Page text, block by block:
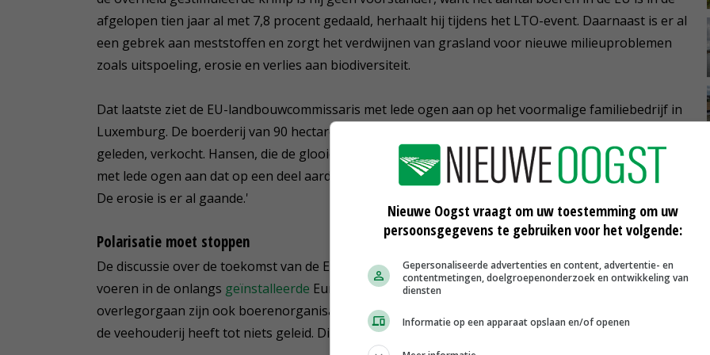
afgelopen tien jaar al met 7,8 procent gedaald, herhaalt hij tijdens het LTO-event. Daarnaast is er al
een gebrek aan meststoffen en zorgt het verdwijnen van grasland voor nieuwe milieuproblemen
zoals uitspoeling, erosie en verlies aan biodiversiteit.
Dat laatste ziet de EU-landbouwcommissaris met lede ogen aan op het voormalige familiebedrijf in
Luxemburg. De boerderij van 90 hectare werd na het overlijden van zijn broer, anderhalf jaar
geleden, verkocht. Hansen, die de glooiende percelen in zijn jonge jaren zelf nog bewerkte, ziet nu
met lede ogen aan dat op een deel aardappelen worden geteeld. 'Ik zie de mineralen eraf spoelen.
De erosie is er al gaande.'
Polarisatie moet stoppen
De discussie over de toekomst van de Europese veehouderij wil de EU-landbouwcommissaris
voeren in de onlangs geïnstalleerde European Board on Agriculture and Food (Ebaf). In dit
overlegorgaan zijn ook boerenorganisaties vertegenwoordigd. 'De gepolariseerde discussie over
de veehouderij heeft tot niets geleid. Die polarisatie moet stoppen', stelt Hansen.
Nieuwe Oogst vraagt om uw toestemming om uw
persoonsgegevens te gebruiken voor het volgende:
Gepersonaliseerde advertenties en content, advertentie- en
contentmetingen, doelgroepenonderzoek en ontwikkeling van
diensten
Informatie op een apparaat opslaan en/of openen